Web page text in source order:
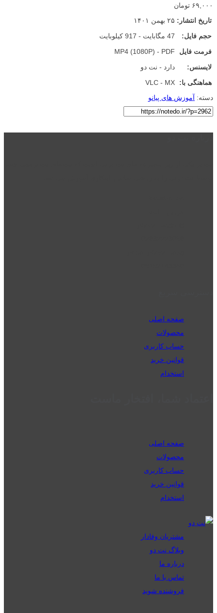
۶۹,۰۰۰ تومان
تاریخ انتشار: ۲۵ بهمن ۱۴۰۱
حجم فایل:
47 مگابایت - 917 کیلوبایت
فرمت فایل
MP4 (1080P) - PDF
لایسنس:
دارد - نت دو
هماهنگی با:
VLC - MX
دسته: آموزش های پیانو
صفحه اصلی
محصولات
حساب کاربری
قوانین خرید
استخدام
صفحه اصلی
محصولات
حساب کاربری
قوانین خرید
استخدام
مشتریان وفادار
وبلاگ نت دو
درباره ما
تماس با ما
فروشنده شوید